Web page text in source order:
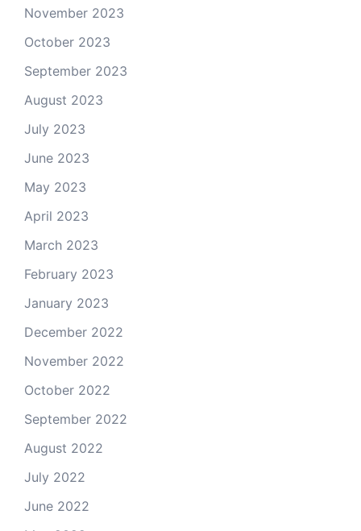
November 2023
October 2023
September 2023
August 2023
July 2023
June 2023
May 2023
April 2023
March 2023
February 2023
January 2023
December 2022
November 2022
October 2022
September 2022
August 2022
July 2022
June 2022